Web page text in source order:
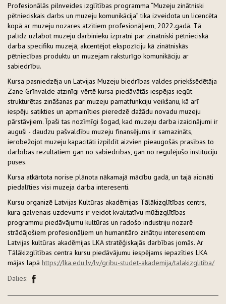
Profesionālās pilnveides izglītības programma “Muzeju zinātniski
pētnieciskais darbs un muzeju komunikācija” tika izveidota un licencēta
kopā ar muzeju nozares atzītiem profesionāļiem, 2022.gadā. Tā
palīdz uzlabot muzeju darbinieku izpratni par zinātniski pētnieciskā
darba specifiku muzejā, akcentējot ekspozīciju kā zinātniskās
pētniecības produktu un muzejam raksturīgo komunikāciju ar
sabiedrību.
Kursa pasniedzēja un Latvijas Muzeju biedrības valdes priekšsēdētāja
Zane Grīnvalde atzinīgi vērtē kursa piedāvātās iespējas iegūt
strukturētas zināšanas par muzeju pamatfunkciju veikšanu, kā arī
iespēju satikties un apmainīties pieredzē dažādu novadu muzeju
pārstāvjiem. Īpaši tas nozīmīgi šogad, kad muzeju darba izaicinājumi ir
auguši - daudzu pašvaldību muzeju finansējums ir samazināts,
ierobežojot muzeju kapacitāti izpildīt aizvien pieaugošās prasības to
darbības rezultātiem gan no sabiedrības, gan no regulējušo institūciju
puses.
Kursa atkārtota norise plānota nākamajā mācību gadā, un tajā aicināti
piedalīties visi muzeja darba interesenti.
Kursu organizē Latvijas Kultūras akadēmijas Tālākizglītības centrs,
kura galvenais uzdevums ir veidot kvalitatīvu mūžizglītības
programmu piedāvājumu kultūras un radošo industriju nozarē
strādājošiem profesionāļiem un humanitāro zinātņu interesentiem
Latvijas kultūras akadēmijas LKA stratēģiskajās darbības jomās. Ar
Tālākizglītības centra kursu piedāvājumu iespējams iepazīties LKA
mājas lapā https://lka.edu.lv/lv/gribu-studet-akademija/talakizglitiba/
Dalies: